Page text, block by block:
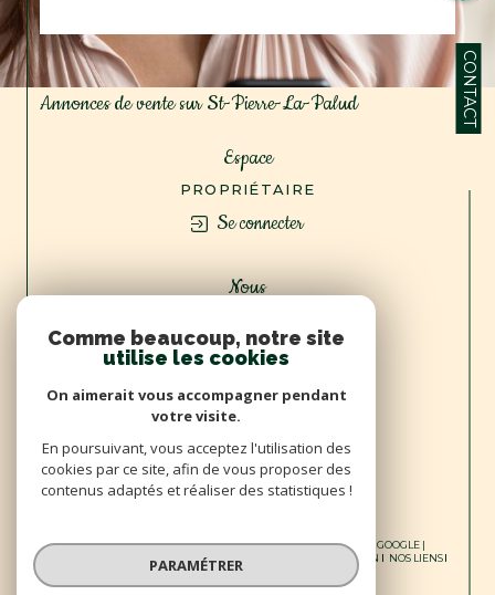
CONTACT
Annonces de vente sur St-Pierre-La-Palud
Espace
PROPRIÉTAIRE
Se connecter
Nous
© 2026 | TOUS DROITS RÉSERVÉS | TRADUCTION POWERED BY GOOGLE |
PLAN DU SITE MENTIONS LÉGALES ADMIN
NOS LIENS
POLITIQUE RGPD
Comme beaucoup, notre site
utilise les cookies
On aimerait vous accompagner pendant
votre visite.
En poursuivant, vous acceptez l'utilisation des
cookies par ce site, afin de vous proposer des
contenus adaptés et réaliser des statistiques !
PARAMÉTRER